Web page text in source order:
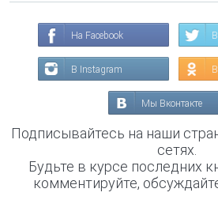
На Facebook
В Instagram
Мы Вконтакте
Подписывайтесь на наши
сетях.
Будьте в курсе последних
комментируйте,